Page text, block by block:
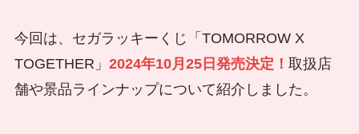
今回は、セガラッキーくじ「TOMORROW X
TOGETHER」 2024年10月25日発売決定！ 取扱店
舗や景品ラインナップについて紹介しました。